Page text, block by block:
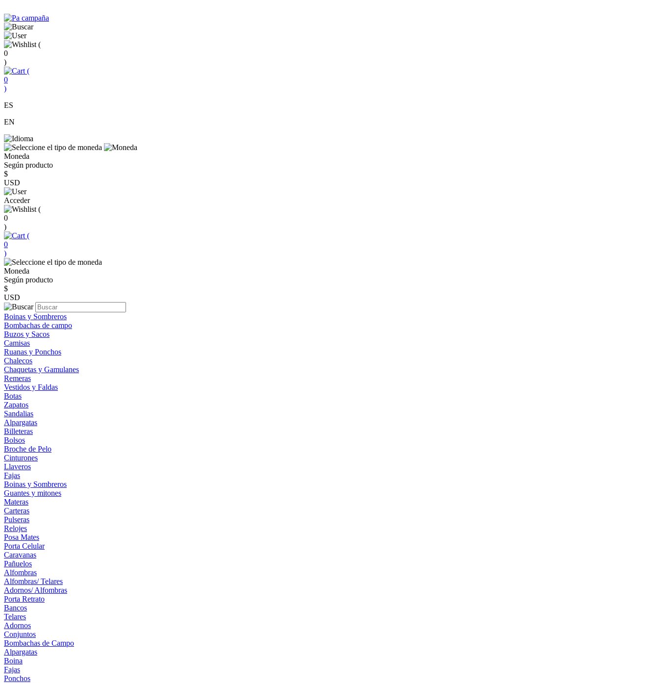
(
0
)
(
0
)
ES
EN
Moneda
Según producto
$
USD
Acceder
(
0
)
(
0
)
Moneda
Según producto
$
USD
Boinas y Sombreros
Bombachas de campo
Buzos y Sacos
Camisas
Ruanas y Ponchos
Chalecos
Chaquetas y Gamulanes
Remeras
Vestidos y Faldas
Botas
Zapatos
Sandalias
Alpargatas
Billeteras
Bolsos
Broche de Pelo
Cinturones
Llaveros
Fajas
Boinas y Sombreros
Guantes y mitones
Materas
Carteras
Pulseras
Relojes
Posa Mates
Porta Celular
Caravanas
Pañuelos
Alfombras
Alfombras/ Telares
Adornos/ Alfombras
Porta Retrato
Bancos
Telares
Adornos
Conjuntos
Bombachas de Campo
Alpargatas
Boina
Fajas
Ponchos